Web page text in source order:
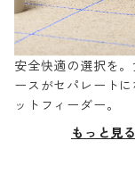
安全快適の選択を
ースがセパレート
ットフィーダー。
もっと見る